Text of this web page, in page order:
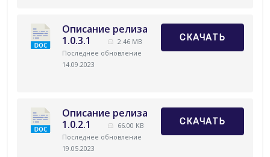
Описание релиза
1.0.3.1
2.46 MB
Последнее обновление
14.09.2023
СКАЧАТЬ
Описание релиза
1.0.2.1
66.00 KB
Последнее обновление
19.05.2023
СКАЧАТЬ